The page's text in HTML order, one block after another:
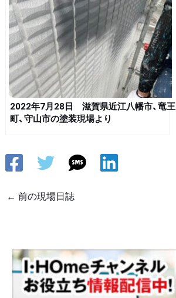
2022年7月28日 滋賀県近江八幡市、竜王
町、守山市の塗装現場より
← 前の現場日誌